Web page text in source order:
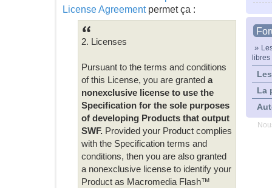
»
libres
La
License Agreementpermet ça :
2. Licenses
Pursuant to the terms and conditions
of this License, you are granted a
nonexclusive license to use the
Specification for the sole purposes
of developing Products that output
SWF.Provided your Product complies
with the Specification terms and
conditions, then you are also granted
a nonexclusive license to identify your
Product as Macromedia Flash™